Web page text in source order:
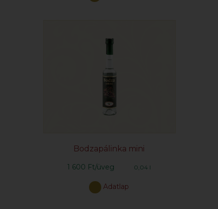
Bodzapálinka mini
1 600 Ft/üveg 0,04 l
Adatlap